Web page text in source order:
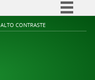
Simplifique!
ALTO CONTRASTE